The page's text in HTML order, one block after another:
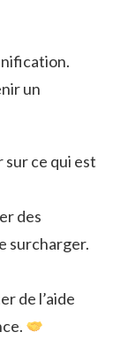
un
sur ce qui est
des
surcharger.
de l’aide